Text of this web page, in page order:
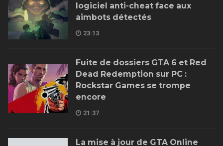
logiciel anti-cheat face aux
aimbots détectés
23:13
Fuite de dossiers GTA 6 et Red
Dead Redemption sur PC :
Rockstar Games se trompe
encore
21:37
La mise à jour de GTA Online